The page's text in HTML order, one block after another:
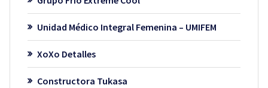
Unidad Médico Integral Femenina – UMIFEM
XoXo Detalles
Constructora Tukasa